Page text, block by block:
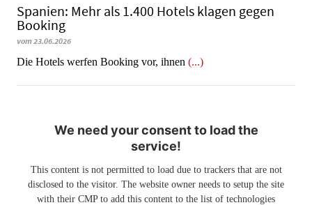
Spanien: Mehr als 1.400 Hotels klagen gegen
Booking
vom 23.06.2026
​​​​​​​Die Hotels werfen Booking vor, ihnen (...)
We need your consent to load the
service!
This content is not permitted to load due to trackers that are not
disclosed to the visitor. The website owner needs to setup the site
with their CMP to add this content to the list of technologies